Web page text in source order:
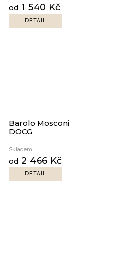
od 1 540 Kč
DETAIL
Barolo Mosconi
DOCG
Skladem
od 2 466 Kč
DETAIL